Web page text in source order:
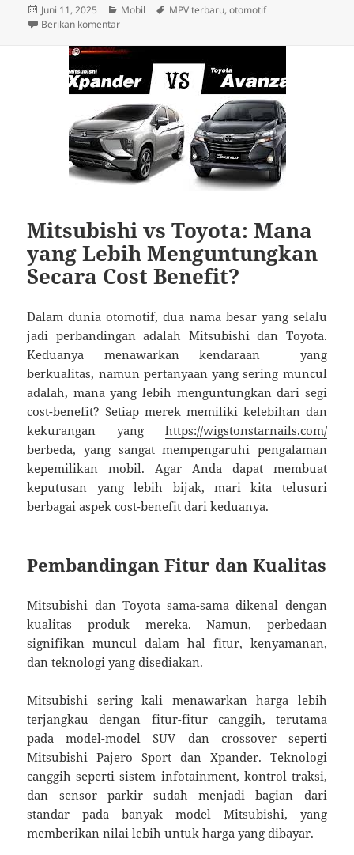
Diposkan
pada
Juni 11, 2025 Kategori
Mobil Tag
MPV terbaru,otomotif
Berikan komentaruntuk Mitsubishi XForce 2025 Diluncurkan: SUV
Mitsubishi vs Toyota: Mana
yang Lebih Menguntungkan
Secara Cost Benefit?
Dalam dunia otomotif, dua nama besar yang selalu
jadi perbandingan adalah Mitsubishi dan Toyota.
Keduanya menawarkan kendaraan yang
berkualitas, namun pertanyaan yang sering muncul
adalah, mana yang lebih menguntungkan dari segi
cost-benefit? Setiap merek memiliki kelebihan dan
kekurangan yang https://wigstonstarnails.com/
berbeda, yang sangat mempengaruhi pengalaman
kepemilikan mobil. Agar Anda dapat membuat
keputusan yang lebih bijak, mari kita telusuri
berbagai aspek cost-benefit dari keduanya.
Pembandingan Fitur dan Kualitas
Mitsubishi dan Toyota sama-sama dikenal dengan
kualitas produk mereka. Namun, perbedaan
signifikan muncul dalam hal fitur, kenyamanan,
dan teknologi yang disediakan.
Mitsubishi sering kali menawarkan harga lebih
terjangkau dengan fitur-fitur canggih, terutama
pada model-model SUV dan crossover seperti
Mitsubishi Pajero Sport dan Xpander. Teknologi
canggih seperti sistem infotainment, kontrol traksi,
dan sensor parkir sudah menjadi bagian dari
standar pada banyak model Mitsubishi, yang
memberikan nilai lebih untuk harga yang dibayar.